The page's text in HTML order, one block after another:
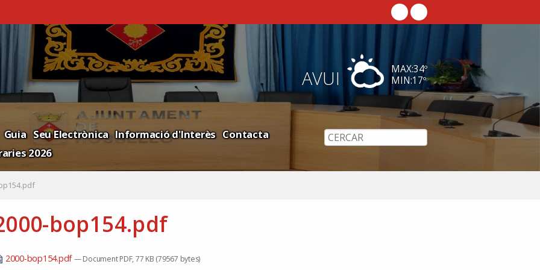
AVUI MAX:34º
MIN:17º
Guia Seu Electrònica Informació d'Interès Contacta
2026
bop154.pdf
2000-bop154.pdf— Document PDF, 77 KB (79567 bytes)